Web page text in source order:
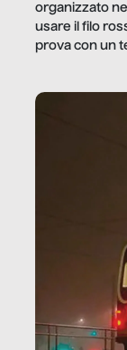
organizzato
usare il filo
prova con un